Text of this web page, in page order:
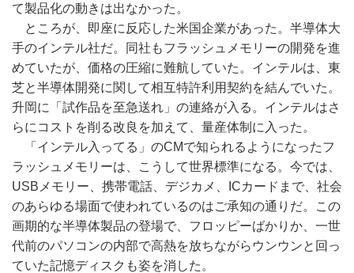
て製品化の動きは出なかった。
ところが、即座に反応した米国企業があった。半導体大
手のインテル社だ。同社もフラッシュメモリーの開発を進
めていたが、価格の圧縮に難航していた。インテルは、東
芝と半導体開発に関して相互特許利用契約を結んでいた。
升岡に「試作品を至急送れ」の連絡が入る。インテルはさ
らにコストを削る改良を加えて、量産体制に入った。
「インテル入ってる」のCMで知られるようになったフ
ラッシュメモリーは、こうして世界標準になる。今では、
USBメモリー、携帯電話、デジカメ、ICカードまで、社会
のあらゆる場面で使われているのはご承知の通りだ。この
画期的な半導体製品の登場で、フロッピーばかりか、一世
代前のパソコンの内部で高熱を放ちながらウンウンと回っ
ていた記憶ディスクも姿を消した。